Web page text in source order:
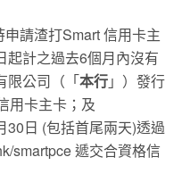
請渣打Smart 信用卡主
起計之過去6個月內沒有
限公司（「本行」）發行
用卡主卡；及
日 (包括首尾兩天)透過
smartpce 遞交合資格信